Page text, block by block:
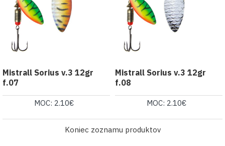
Mistrall Sorius v.3 12gr
f.07
MOC: 2.10€
Mistrall Sorius v.3 12gr
f.08
MOC: 2.10€
Koniec zoznamu produktov